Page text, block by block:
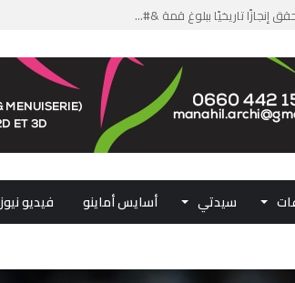
من الدعم الاستثنائي لمهنيي ال...
ممثلو جهات المملكة يجددون ...
سيدتي أسايس أماينو فيديو نيوز